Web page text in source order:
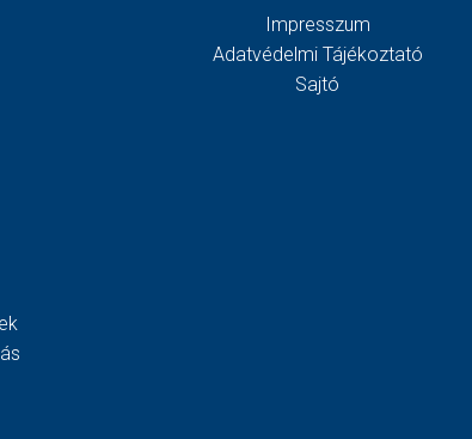
Impresszum
Adatvédelmi Tájékoztató
Sajtó